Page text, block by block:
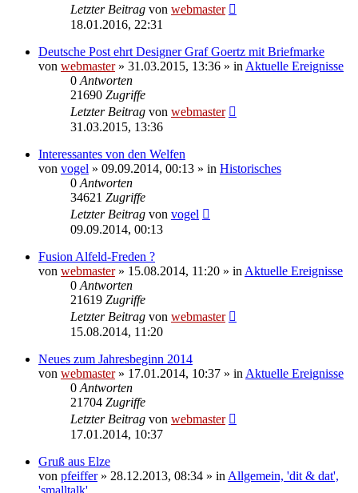
Letzter Beitrag von webmaster
18.01.2016, 22:31
Deutsche Post ehrt Designer Graf Goertz mit Briefmarke
von webmaster» 31.03.2015, 13:36 » in Aktuelle Ereignisse
0 Antworten
21690 Zugriffe
Letzter Beitrag von webmaster
31.03.2015, 13:36
Interessantes von den Welfen
von vogel » 09.09.2014, 00:13 » in Historisches
0 Antworten
34621 Zugriffe
Letzter Beitrag von vogel
09.09.2014, 00:13
Fusion Alfeld-Freden ?
von webmaster» 15.08.2014, 11:20 » in Aktuelle Ereignisse
0 Antworten
21619 Zugriffe
Letzter Beitrag von webmaster
15.08.2014, 11:20
Neues zum Jahresbeginn 2014
von webmaster» 17.01.2014, 10:37 » in Aktuelle Ereignisse
0 Antworten
21704 Zugriffe
Letzter Beitrag von webmaster
17.01.2014, 10:37
Gruß aus Elze
von pfeiffer» 28.12.2013, 08:34 » in Allgemein, 'dit & dat',
'smalltalk'